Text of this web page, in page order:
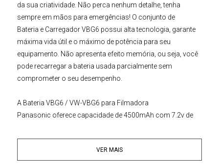
da sua criatividade. Não perca nenhum detalhe, tenha
sempre em mãos para emergências! O conjunto de
Bateria e CarregadorVBG6 possui alta tecnologia, garante
máxima vida útil e o máximo de potência para seu
equipamento. Não apresenta efeito memória, ou seja, você
pode recarregar a bateria usada parcialmente sem
comprometer o seu desempenho.
A Bateria VBG6 / VW-VBG6 para Filmadora
Panasonic oferece capacidade de 4500mAh com 7.2v de
mais rápida e total desempenho à suaFilmadora
. É uma fonte de energia confiável ideal para
VER MAIS